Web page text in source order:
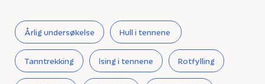
Årlig undersøkelse Hull i tennene
Tanntrekking Ising i tennene Rotfylling